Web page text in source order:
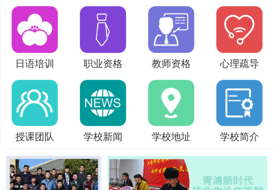
日语培训 职业资格 教师资格 心理疏导
授课团队 学校新闻 学校地址 学校简介